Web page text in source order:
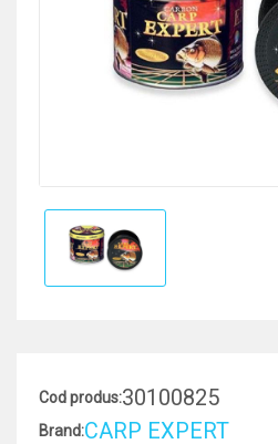
Cod produs:30100825
Brand:CARP EXPERT